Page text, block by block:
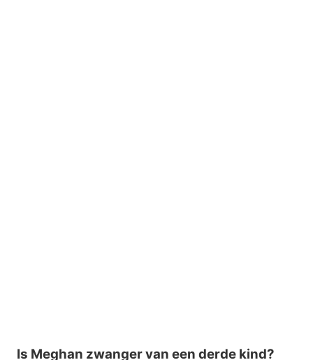
Is Meghan zwanger van een derde kind?